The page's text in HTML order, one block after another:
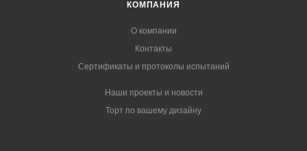
КОМПАНИЯ
О компании
Контакты
Сертификаты и протоколы испытаний
Наши проекты и новости
Торт по вашему дизайну